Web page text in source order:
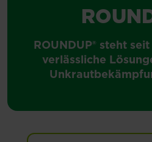
ROUNDUP® steht
verlässliche